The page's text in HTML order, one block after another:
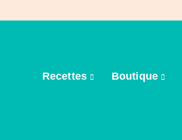
Recettes Boutique